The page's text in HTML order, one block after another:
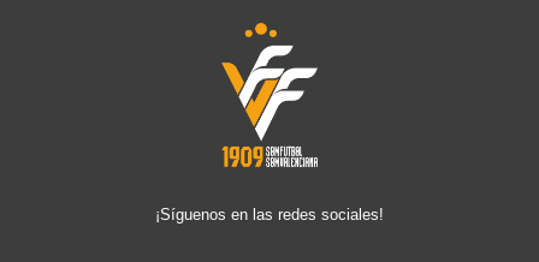
¡Síguenos en las redes sociales!